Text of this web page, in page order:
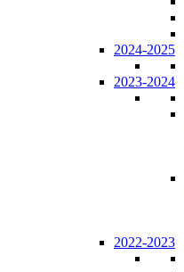
2024-2025
2023-2024
2022-2023